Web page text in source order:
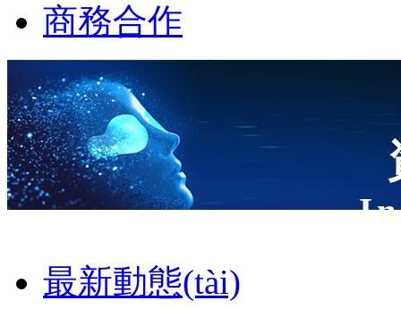
商務合作
最新動態(tài)